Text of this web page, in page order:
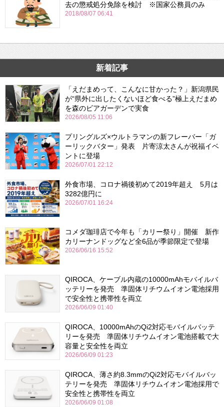
去の懲戒処分免除を検討 ※国家公務員のみ
2018/08/07 06:41
新着記事
「えだまめって、こんなに甘かった？」新潟県民
が“県外に出したくないほど食べる”極上えだまめ
を森のビアガーデンで実食
2026/08/05 11:06
プリングルズ×ウルトラマンの新フレーバー「ガ
ーリックバター」発表 片寄涼太さんが祝福イベ
ントに登場
2026/07/01 22:12
外食市場、コロナ禍後初めて2019年超え 5月は
3282億円に
2026/07/01 16:24
コメダ珈琲店で今年も「カリー祭り」開催 新作
カリーナンドッグなど全6品が季節限定で登場
2026/06/16 15:52
QIROCA、ケーブル内蔵の10000mAhモバイルバ
ッテリーを発売 準固体リチウムイオン電池採用
で安全性と携帯性を両立
2026/06/09 01:40
QIROCA、10000mAhのQi2対応モバイルバッテ
リーを発売 準固体リチウムイオン電池搭載で大
容量と安全性を両立
2026/06/09 01:23
QIROCA、薄さ約8.3mmのQi2対応モバイルバッ
テリーを発売 準固体リチウムイオン電池採用で
安全性と携帯性を両立
2026/06/09 01:08